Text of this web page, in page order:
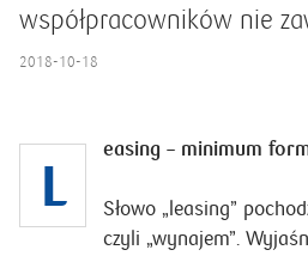
współpracowników nie
2018-10-18
L
easing – minimum
Słowo „leasing”
czyli „wynajem”.